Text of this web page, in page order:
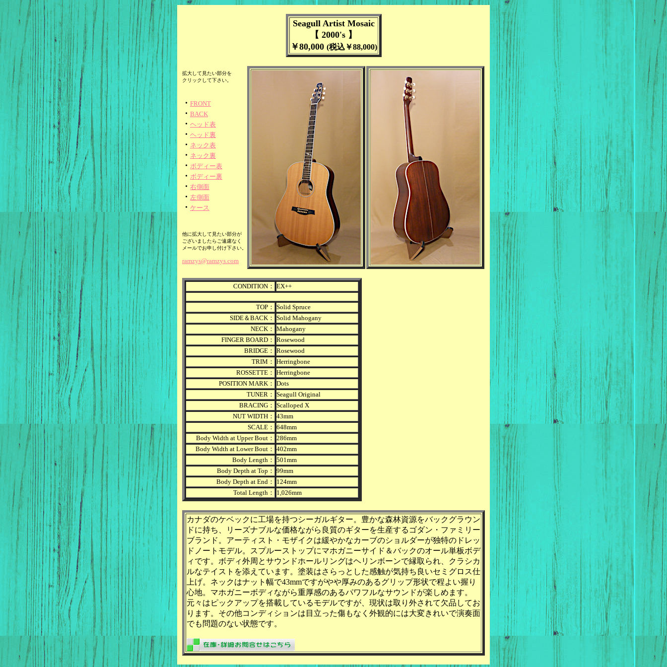
Seagull Artist Mosaic
【 2000's 】
￥80,000 (税込￥88,000)
拡大して見たい部分を
クリックして下さい。
・ FRONT
・ BACK
・ ヘッド表
・ ヘッド裏
・ ネック表
・ ネック裏
・ ボディー表
・ ボディー裏
・ 右側面
・ 左側面
・ ケース
他に拡大して見たい部分が
ございましたらご遠慮なく
メールでお申し付け下さい。
ramzys@ramzys.com
CONDITION： EX++
TOP： Solid Spruce
SIDE＆BACK： Solid Mahogany
NECK： Mahogany
FINGER BOARD： Rosewood
BRIDGE： Rosewood
TRIM： Herringbone
ROSSETTE： Herringbone
POSITION MARK： Dots
TUNER： Seagull Original
BRACING： Scalloped X
NUT WIDTH： 43mm
SCALE： 648mm
Body Width at Upper Bout： 286mm
Body Width at Lower Bout： 402mm
Body Length： 501mm
Body Depth at Top： 99mm
Body Depth at End：
124mm
Total Length：
1,026mm
カナダのケベックに工場を持つシーガルギター。豊かな森林資源をバックグラウン
ドに持ち、リーズナブルな価格ながら良質のギターを生産するゴダン・ファミリー
ブランド。アーティスト・モザイクは緩やかなカーブのショルダーが独特のドレッ
ドノートモデル。スプルーストップにマホガニーサイド＆バックのオール単板ボデ
ィです。ボディ外周とサウンドホールリングはヘリンボーンで縁取られ、クラシカ
ルなテイストを添えています。塗装はさらっとした感触が気持ち良いセミグロス仕
上げ。ネックはナット幅で43mmですがやや厚みのあるグリップ形状で程よい握り
心地。マホガニーボディながら重厚感のあるパワフルなサウンドが楽しめます。
元々はピックアップを搭載しているモデルですが、現状は取り外されて欠品してお
ります。その他コンディションは目立った傷もなく外観的には大変きれいで演奏面
でも問題のない状態です。